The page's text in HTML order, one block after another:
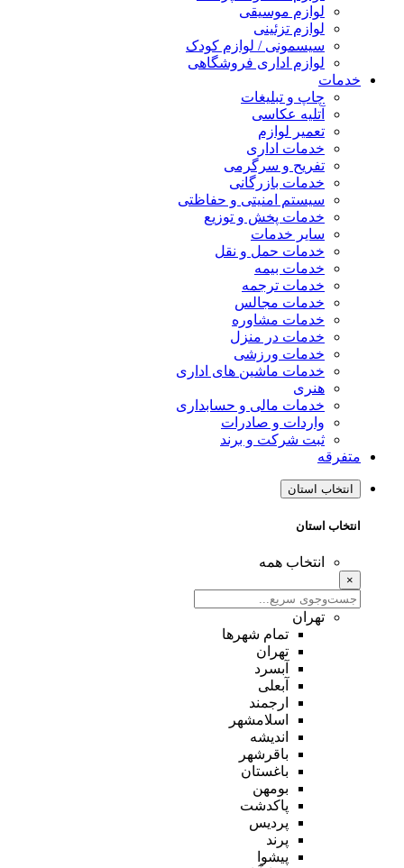
لوازم موسیقی
لوازم تزئینی
سیسمونی / لوازم کودک
لوازم اداری فروشگاهی
خدمات
چاپ و تبلیغات
آتلیه عکاسی
تعمیر لوازم
خدمات اداری
تفریح و سرگرمی
خدمات بازرگانی
سیستم امنیتی و حفاظتی
خدمات پخش و توزیع
سایر خدمات
خدمات حمل و نقل
خدمات بیمه
خدمات ترجمه
خدمات مجالس
خدمات مشاوره
خدمات در منزل
خدمات ورزشی
خدمات ماشین های اداری
هنری
خدمات مالی و حسابداری
واردات و صادرات
ثبت شرکت و برند
متفرقه
انتخاب استان
انتخاب استان
انتخاب همه
×
تهران
تمام شهر‌ها
تهران
آبسرد
آبعلی
ارجمند
اسلامشهر
اندیشه
باقرشهر
باغستان
بومهن
پاکدشت
پردیس
پرند
پیشوا